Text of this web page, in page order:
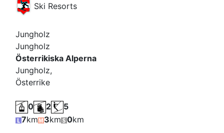
Ski Resorts
Jungholz
Jungholz
Österrikiska Alperna
Jungholz,
Österrike
0 2
5
7km 3km 0km